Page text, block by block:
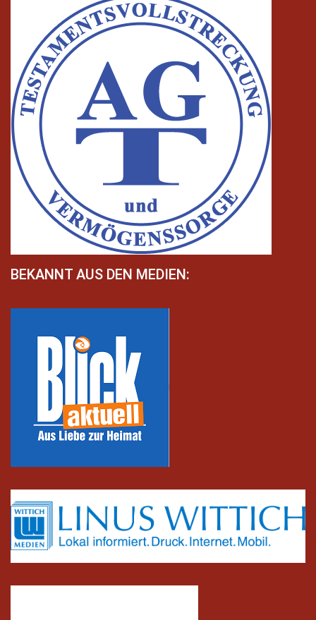
BEKANNT AUS DEN MEDIEN: